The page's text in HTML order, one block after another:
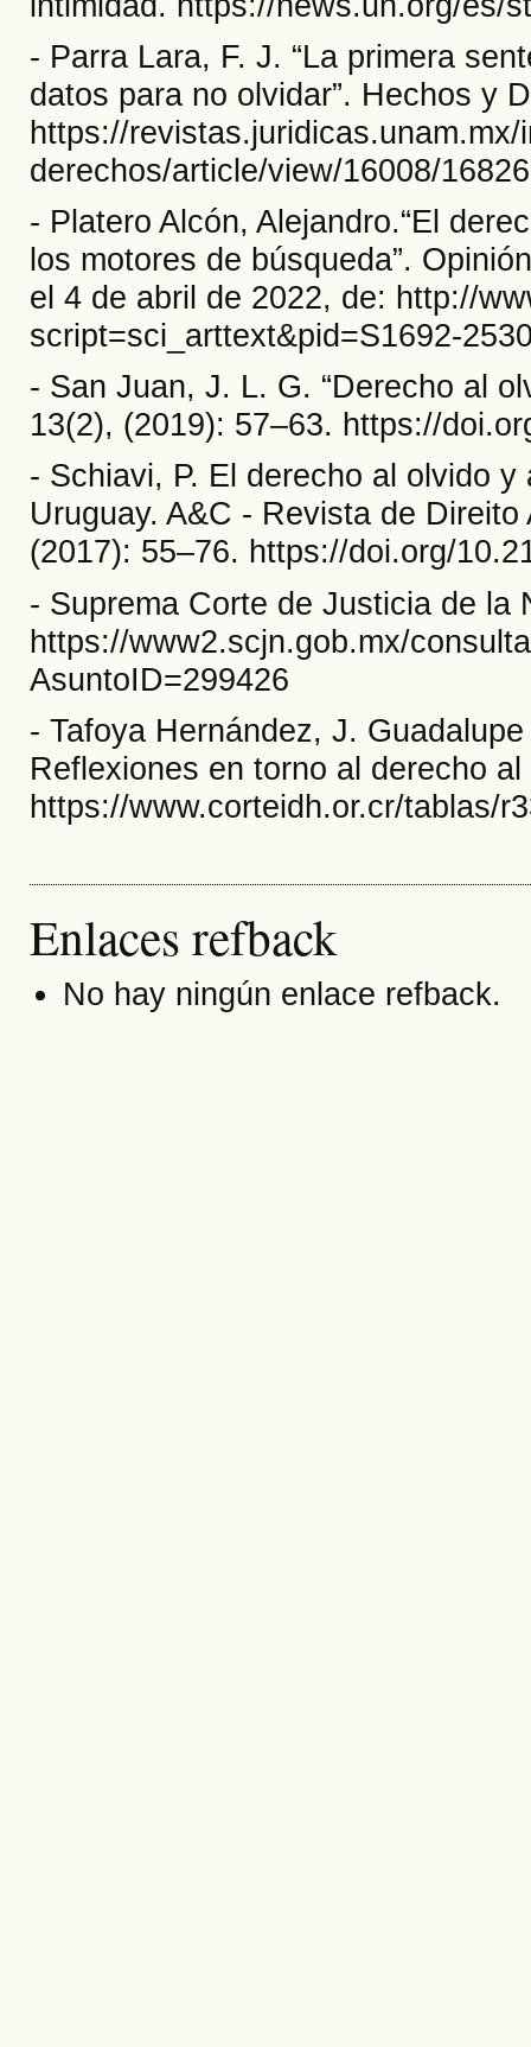
- Parra Lara, F. J. “La primera
datos para no olvidar”. Hechos y
https://
derechos/article/view/16008/16826
- Platero Alcón, Alejandro.“El
los motores de búsqueda”.
el 4 de abril de 2022, de: http://
script=sci_arttext&pid=S1692-
- San Juan, J. L. G. “Derecho al
13(2), (2019): 57–63. https://
- Schiavi, P. El derecho al olvido
Uruguay. A&C - Revista de
(2017): 55–76. https://doi.org/
- Suprema Corte de Justicia de la
https://www2.scjn.gob.mx/
AsuntoID=299426
- Tafoya Hernández, J.
Reflexiones en torno al derecho
https://www.corteidh.or.cr/tablas/
Enlaces refback
No hay ningún enlace refback.